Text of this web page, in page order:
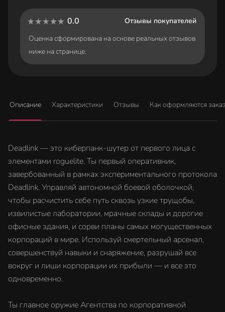
0.0
Отзывы покупателей
Оценка сформирована на основе реальных отзывов
ниже на странице.
Описание Характеристики Отзывы Как оформляются
Deadlink — это киберпанк-шутер от первого лица с
элементами roguelite. Ты первый оперативник,
завербованный в рамках экспериментального протокола
Deadlink. Управляй автономной боевой оболочкой,
чтобы расчистить себе путь сквозь узкие трущобы,
извилистые лаборатории, мрачные склады и дорогие
офисные здания, и сорви планы самых могущественных
корпораций в мире. Используй смертельный арсенал,
совершенствуй навыки и снаряжение, разрушай все
вокруг и лиши корпорации их прибыли — и все это
одновременно.
Ты главное оружие Агентства по корпоративной